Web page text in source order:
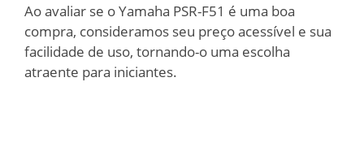
Ao avaliar se o Yamaha PSR-F51 é uma boa
compra, consideramos seu preço acessível e sua
facilidade de uso, tornando-o uma escolha
atraente para iniciantes.